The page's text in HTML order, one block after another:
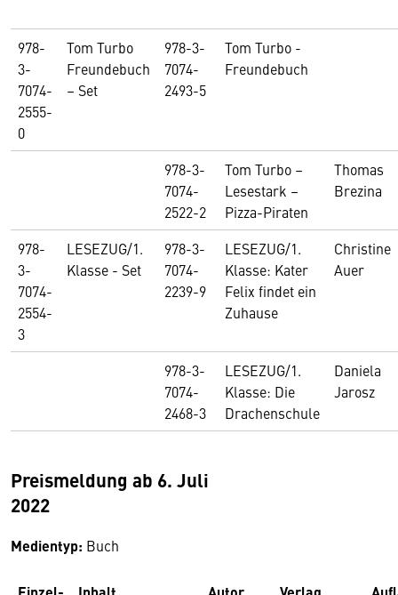
978-
3-
7074-
2555-
0
Tom Turbo
Freundebuch
– Set
978-3-
7074-
2493-5
Tom Turbo -
Freundebuch
978-3-
7074-
2522-2
Tom Turbo –
Lesestark –
Pizza-Piraten
Thomas
Brezina
978-
3-
7074-
2554-
3
LESEZUG/1.
Klasse - Set
978-3-
7074-
2239-9
LESEZUG/1.
Klasse: Kater
Felix findet ein
Zuhause
Christine
Auer
978-3-
7074-
2468-3
LESEZUG/1.
Klasse: Die
Drachenschule
Daniela
Jarosz
Preismeldung ab 6. Juli
2022
Medientyp: Buch